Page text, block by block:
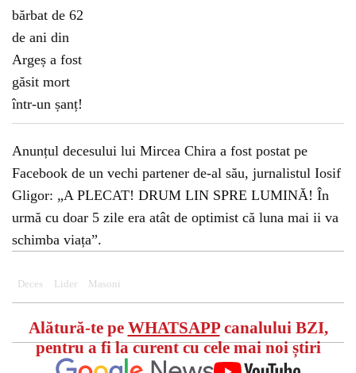
Anunțul decesului lui Mircea Chira a fost postat pe
Facebook de un vechi partener de-al său, jurnalistul Iosif
Gligor: „A PLECAT! DRUM LIN SPRE LUMINĂ! În
urmă cu doar 5 zile era atât de optimist că luna mai ii va
schimba viața”.
Deces Lider Masoni
Alătură-te pe WHATSAPPcanalului BZI,
pentru a fi la curent cu cele mai noi știri